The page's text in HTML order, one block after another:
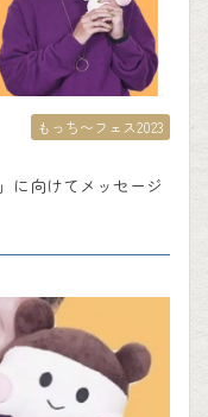
に向けてメッセージ
もっち〜フェス2023